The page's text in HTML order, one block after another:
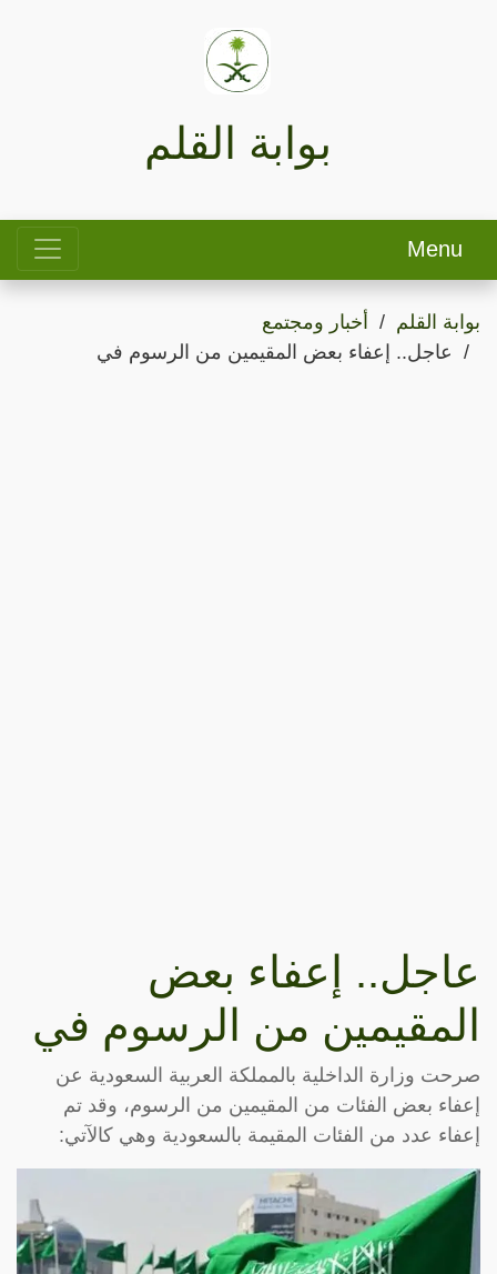
بوابة القلم
Menu
بوابة القلم
أخبار ومجتمع
عاجل.. إعفاء بعض المقيمين من الرسوم في
عاجل.. إعفاء بعض
المقيمين من الرسوم في
صرحت وزارة الداخلية بالمملكة العربية السعودية عن
إعفاء بعض الفئات من المقيمين من الرسوم، وقد تم
إعفاء عدد من الفئات المقيمة بالسعودية وهي كالآتي: